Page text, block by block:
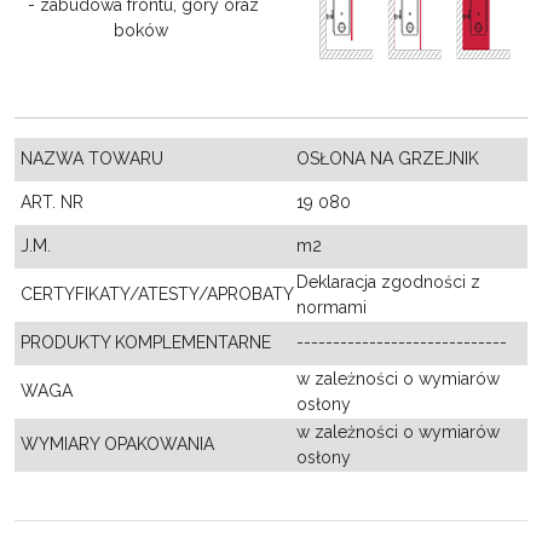
- zabudowa frontu, góry oraz
boków
NAZWA TOWARU OSŁONA NA GRZEJNIK
ART. NR 19 080
J.M. m2
CERTYFIKATY/ATESTY/APROBATY
Deklaracja zgodności z
normami
PRODUKTY KOMPLEMENTARNE
-----------------------------
WAGA
w zależności o wymiarów
osłony
WYMIARY OPAKOWANIA
w zależności o wymiarów
osłony